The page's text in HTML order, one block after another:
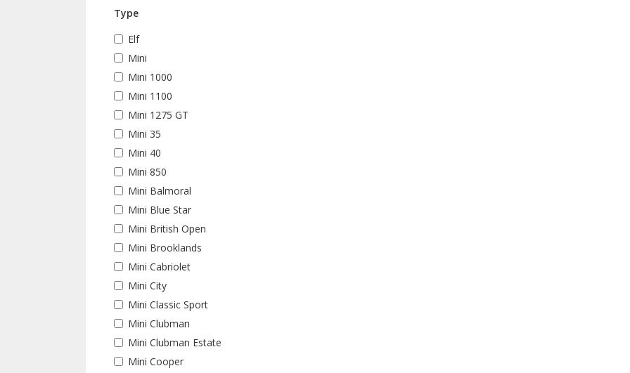
Type
Elf
Mini
Mini 1000
Mini 1100
Mini 1275 GT
Mini 35
Mini 40
Mini 850
Mini Balmoral
Mini Blue Star
Mini British Open
Mini Brooklands
Mini Cabriolet
Mini City
Mini Classic Sport
Mini Clubman
Mini Clubman Estate
Mini Cooper